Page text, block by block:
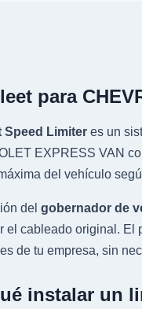
para
Speed Limiter es un
EXPRESS VAN
del vehículo
del gobernador de
el cableado original. El
de tu empresa, sin
instalar un